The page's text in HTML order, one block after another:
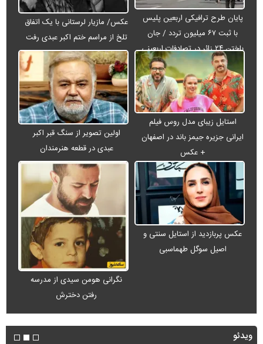
پایان طرح ترافیکی اربعین پلیس
با ثبت ۶۷ میلیون تردد / جان
باختن ۲۴ زائر در تصادفات اربعینی
عکس/ مازیار لرستانی با یک اتفاق
تلخ از مراسم ختم اکبر عبدی رفت
استایل زیبای مدل روس فیلم
ایرانی جزیره جیمز باند در اصفهان
+ عکس
اولین تصویر از سنگ قبر اکبر
عبدی در قطعه هنرمندان
عکس پربازدید از استایل سنتی و
اصیل سوگل طهماسبی
نگرانی هومن سیدی از مدرسه
رفتن دخترش
ویدئو